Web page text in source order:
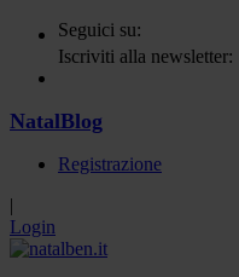
Seguici su:
Iscriviti alla newsletter:
NatalBlog
Registrazione
|
Login